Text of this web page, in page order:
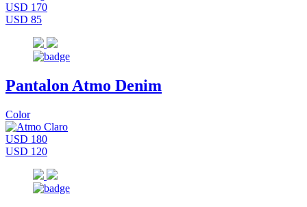
USD 170
USD 85
Pantalon Atmo Denim
Color
USD 180
USD 120